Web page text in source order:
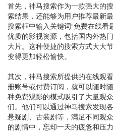
首先，神马搜索作为一款强大的
索结果，还能够为用户推荐最新
搜索框中输入关键词“免费在线
优质的影视资源，包括国内外热
大片。这种便捷的搜索方式大大
变得更加轻松愉快。
其次，神马搜索所提供的在线观
册账号或付费订阅，就可以随时
种免费观影的模式吸引了大量观
们。他们可以通过神马搜索发现
悬疑剧、古装剧等，满足不同观
的剧情中，忘却一天的疲惫和压力